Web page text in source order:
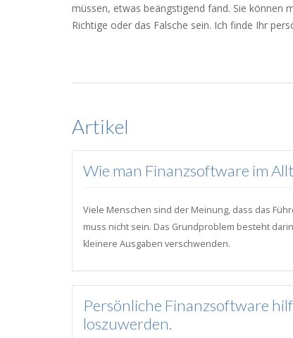
müssen, etwas beängstigend fand. Sie können
Richtige oder das Falsche sein. Ich finde Ihr
Artikel
Wie man Finanzsoftware im
Viele Menschen sind der Meinung, dass das
muss nicht sein. Das Grundproblem besteht
kleinere Ausgaben verschwenden.
Persönliche Finanzsoftware
loszuwerden.